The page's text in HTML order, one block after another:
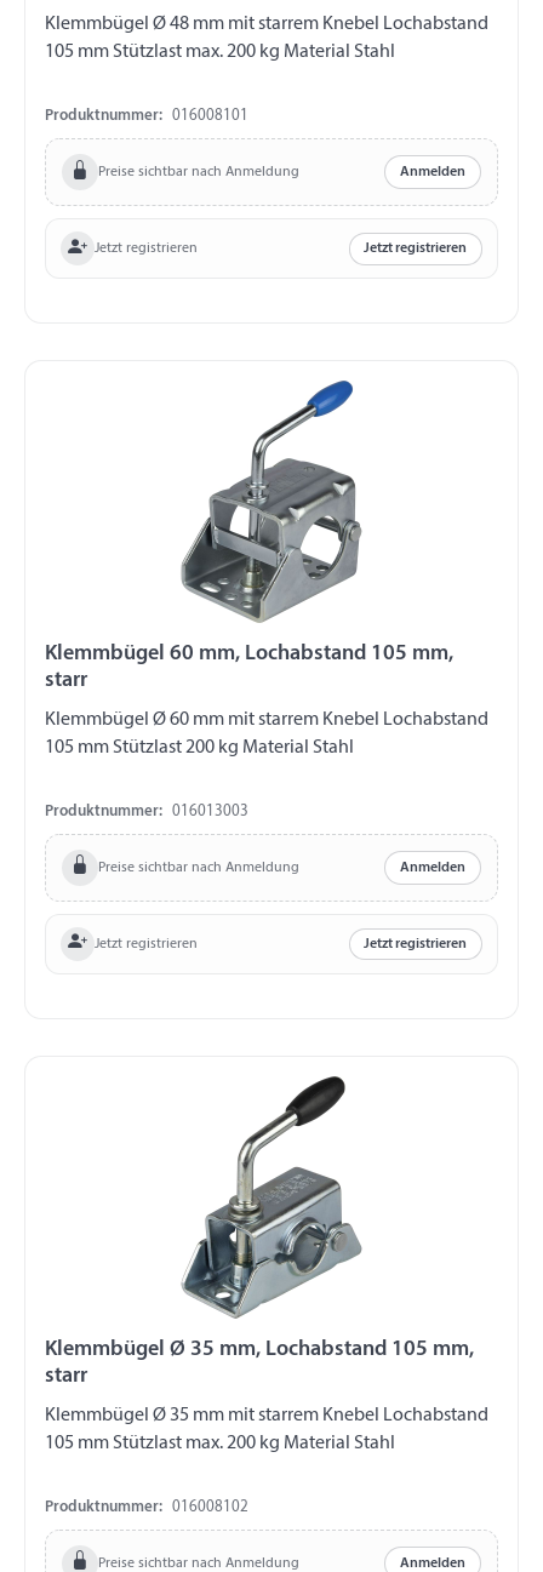
Klemmbügel Ø 48 mm mit starrem Knebel Lochabstand
105 mm Stützlast max. 200 kg Material Stahl
Produktnummer: 016008101
Preise sichtbar nach Anmeldung Anmelden
Jetzt registrieren Jetzt registrieren
Klemmbügel 60 mm, Lochabstand 105 mm,
starr
Klemmbügel Ø 60 mm mit starrem Knebel Lochabstand
105 mm Stützlast 200 kg Material Stahl
Produktnummer: 016013003
Preise sichtbar nach Anmeldung Anmelden
Jetzt registrieren Jetzt registrieren
Klemmbügel Ø 35 mm, Lochabstand 105 mm,
starr
Klemmbügel Ø 35 mm mit starrem Knebel Lochabstand
105 mm Stützlast max. 200 kg Material Stahl
Produktnummer: 016008102
Preise sichtbar nach Anmeldung Anmelden